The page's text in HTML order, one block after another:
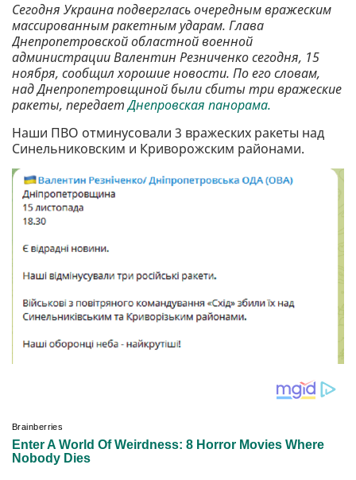
Сегодня Украина подверглась очередным вражеским
массированным ракетнымударам. Глава
Днепропетровской областной военной
администрации Валентин Резниченкосегодня, 15
ноября, сообщил хорошие новости. По его словам,
над Днепропетровщиной были сбиты три вражеские
ракеты, передаетДнепровская панорама.
Наши ПВО отминусовали 3 вражеских ракеты над
Синельниковским и Криворожским районами.